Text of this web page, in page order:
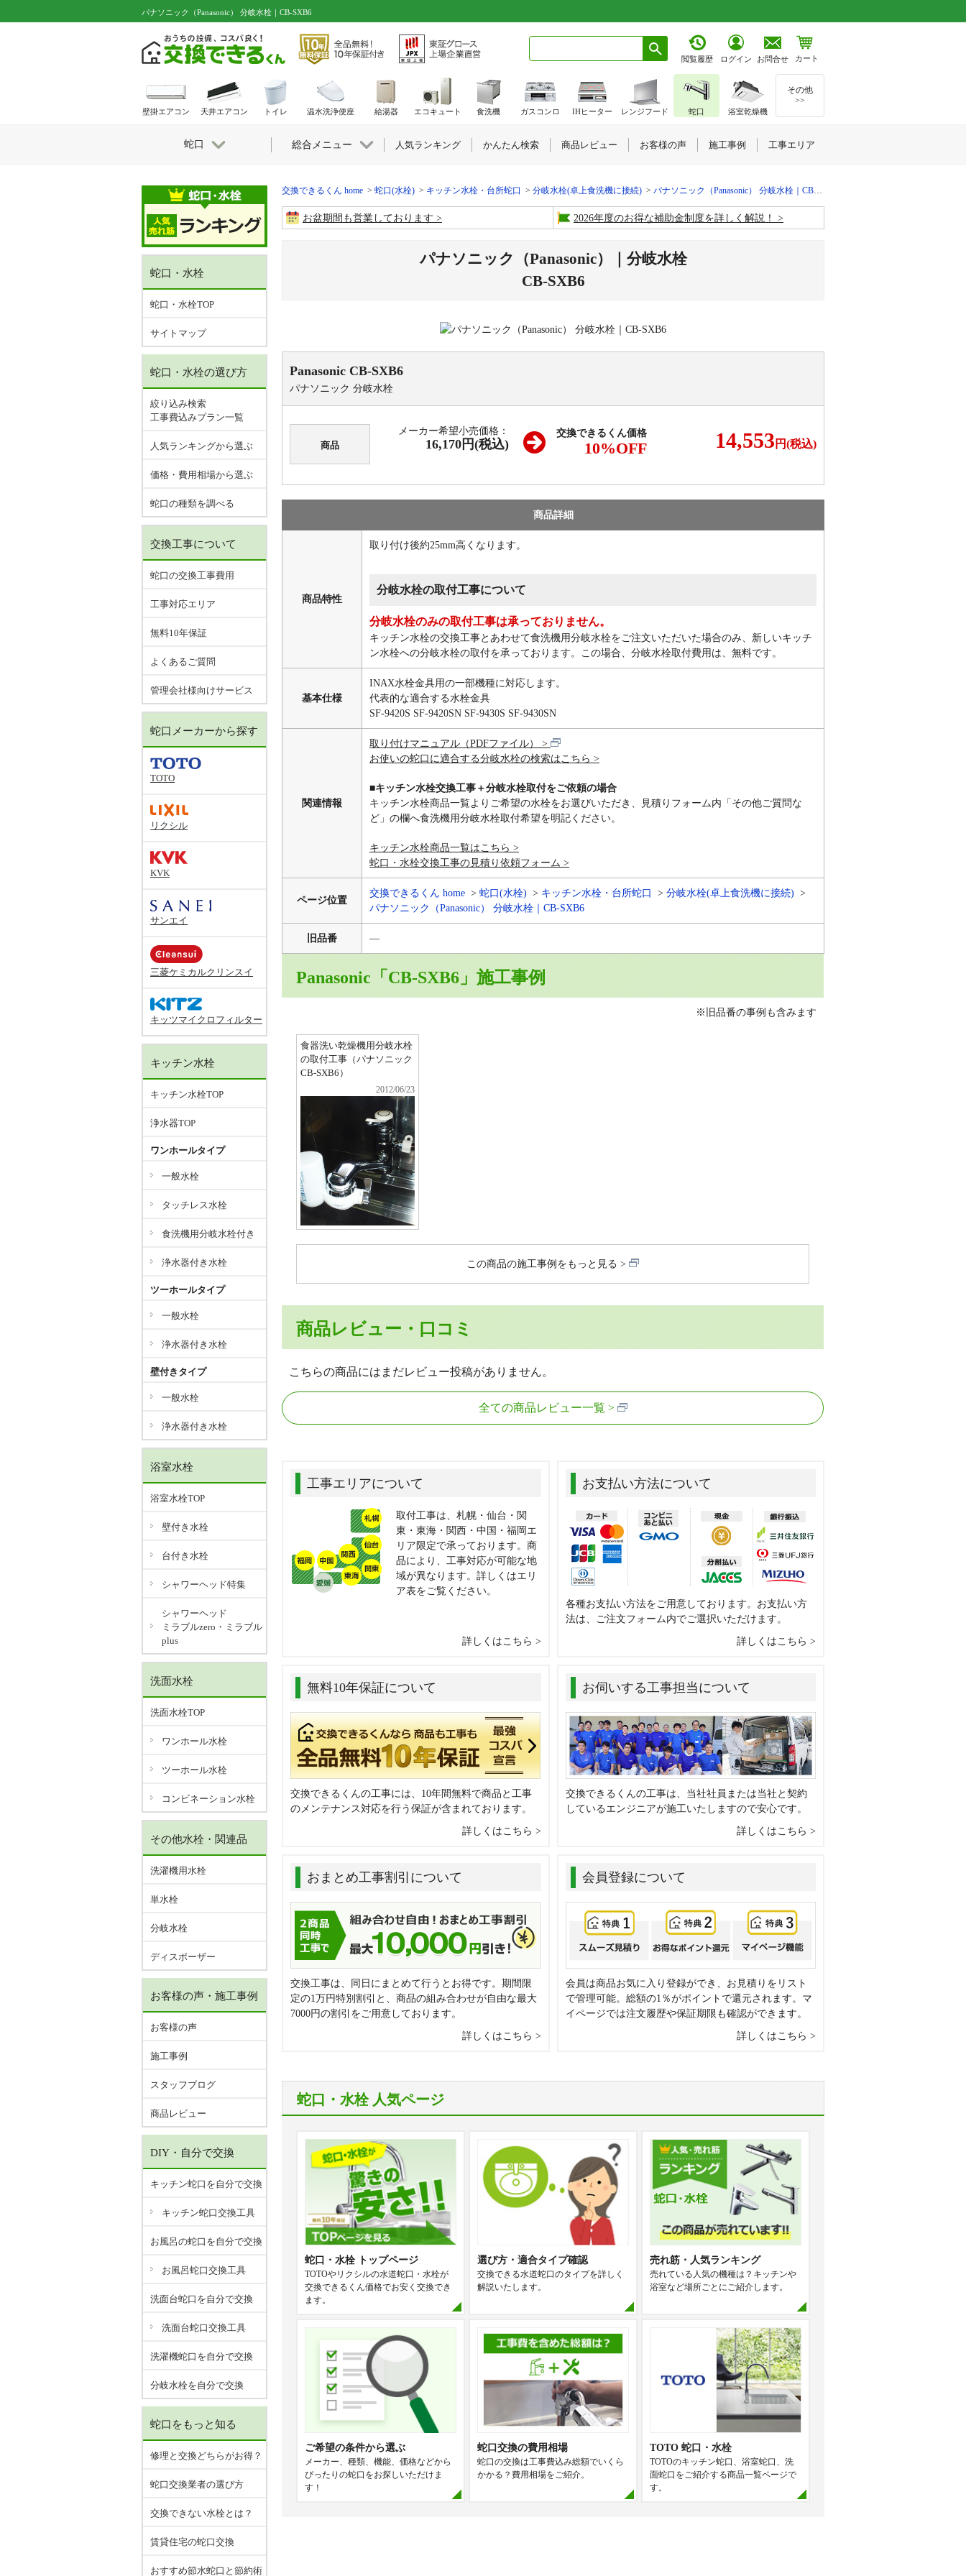
パナソニック（Panasonic） 分岐水栓｜CB-SXB6
閲覧履歴 ログイン お問合せ カート
交換できるくん home 蛇口(水栓) キッチン水栓・台所蛇口 分岐水栓(卓上食洗機に接続) パナソニック（Panasonic） 分岐水栓｜CB-SXB6
お盆期間も営業しております 2026年度のお得な補助金制度を詳しく解説！
パナソニック（Panasonic）｜分岐水栓
CB-SXB6
Panasonic CB-SXB6
パナソニック 分岐水栓
商品
メーカー希望小売価格：
16,170円(税込)
交換できるくん価格
10%OFF 14,553 円(税込)
商品詳細
商品特性
取り付け後約25mm高くなります。
分岐水栓の取付工事について
分岐水栓のみの取付工事は承っておりません。
キッチン水栓の交換工事とあわせて食洗機用分岐水栓をご注文いただいた場合のみ、新しいキッチ
ン水栓への分岐水栓の取付を承っております。この場合、分岐水栓取付費用は、無料です。
基本仕様
INAX水栓金具用の一部機種に対応します。
代表的な適合する水栓金具
SF-9420S SF-9420SN SF-9430S SF-9430SN
関連情報
取り付けマニュアル（PDFファイル）
お使いの蛇口に適合する分岐水栓の検索はこちら
■キッチン水栓交換工事＋分岐水栓取付をご依頼の場合
キッチン水栓商品一覧よりご希望の水栓をお選びいただき、見積りフォーム内「その他ご質問な
ど」の欄へ食洗機用分岐水栓取付希望を明記ください。
キッチン水栓商品一覧はこちら
蛇口・水栓交換工事の見積り依頼フォーム
ページ位置
交換できるくん home 蛇口(水栓) キッチン水栓・台所蛇口
分岐水栓(卓上食洗機に接続)
パナソニック（Panasonic） 分岐水栓｜CB-SXB6
旧品番 ―
Panasonic「CB-SXB6」施工事例
※旧品番の事例も含みます
食器洗い乾燥機用分岐水栓
の取付工事（パナソニック
CB-SXB6）
2012/06/23
この商品の施工事例をもっと見る
商品レビュー・口コミ
こちらの商品にはまだレビュー投稿がありません。
全ての商品レビュー一覧
工事エリアについて
取付工事は、札幌・仙台・関
東・東海・関西・中国・福岡エ
リア限定で承っております。商
品により、工事対応が可能な地
域が異なります。詳しくはエリ
ア表をご覧ください。
詳しくはこちら
お支払い方法について
各種お支払い方法をご用意しております。お支払い方
法は、ご注文フォーム内でご選択いただけます。
詳しくはこちら
無料10年保証について
交換できるくんの工事には、10年間無料で商品と工事
のメンテナンス対応を行う保証が含まれております。
詳しくはこちら
お伺いする工事担当について
交換できるくんの工事は、当社社員または当社と契約
しているエンジニアが施工いたしますので安心です。
詳しくはこちら
おまとめ工事割引について
交換工事は、同日にまとめて行うとお得です。期間限
定の1万円特別割引と、商品の組み合わせが自由な最大
7000円の割引をご用意しております。
詳しくはこちら
会員登録について
会員は商品お気に入り登録ができ、お見積りをリスト
で管理可能。総額の1％がポイントで還元されます。マ
イページでは注文履歴や保証期限も確認ができます。
詳しくはこちら
蛇口・水栓 人気ページ
蛇口・水栓 トップページ
TOTOやリクシルの水道蛇口・水栓が
交換できるくん価格でお安く交換でき
ます。
選び方・適合タイプ確認
交換できる水道蛇口のタイプを詳しく
解説いたします。
売れ筋・人気ランキング
売れている人気の機種は？キッチンや
浴室など場所ごとにご紹介します。
ご希望の条件から選ぶ
メーカー、種類、機能、価格などから
ぴったりの蛇口をお探しいただけま
す！
蛇口交換の費用相場
蛇口の交換は工事費込み総額でいくら
かかる？費用相場をご紹介。
TOTO 蛇口・水栓
TOTOのキッチン蛇口、浴室蛇口、洗
面蛇口をご紹介する商品一覧ページで
す。
蛇口・水栓
蛇口・水栓TOP
サイトマップ
蛇口・水栓の選び方
絞り込み検索
工事費込みプラン一覧
人気ランキングから選ぶ
価格・費用相場から選ぶ
蛇口の種類を調べる
交換工事について
蛇口の交換工事費用
工事対応エリア
無料10年保証
よくあるご質問
管理会社様向けサービス
蛇口メーカーから探す
TOTO
リクシル
KVK
サンエイ
三菱ケミカルクリンスイ
キッツマイクロフィルター
キッチン水栓
キッチン水栓TOP
浄水器TOP
ワンホールタイプ
一般水栓
タッチレス水栓
食洗機用分岐水栓付き
浄水器付き水栓
ツーホールタイプ
一般水栓
浄水器付き水栓
壁付きタイプ
一般水栓
浄水器付き水栓
浴室水栓
浴室水栓TOP
壁付き水栓
台付き水栓
シャワーヘッド特集
シャワーヘッド
ミラブルzero・ミラブル
plus
洗面水栓
洗面水栓TOP
ワンホール水栓
ツーホール水栓
コンビネーション水栓
その他水栓・関連品
洗濯機用水栓
単水栓
分岐水栓
ディスポーザー
お客様の声・施工事例
お客様の声
施工事例
スタッフブログ
商品レビュー
DIY・自分で交換
キッチン蛇口を自分で交換
キッチン蛇口交換工具
お風呂の蛇口を自分で交換
お風呂蛇口交換工具
洗面台蛇口を自分で交換
洗面台蛇口交換工具
洗濯機蛇口を自分で交換
分岐水栓を自分で交換
蛇口をもっと知る
修理と交換どちらがお得？
蛇口交換業者の選び方
交換できない水栓とは？
賃貸住宅の蛇口交換
おすすめ節水蛇口と節約術
壁掛エアコン 天井エアコン トイレ 温水洗浄便座 給湯器 エコキュート 食洗機 ガスコンロ IHヒーター レンジフード 蛇口 浴室乾燥機
その他
>>
蛇口 総合メニュー 人気ランキング かんたん検索 商品レビュー お客様の声 施工事例 工事エリア